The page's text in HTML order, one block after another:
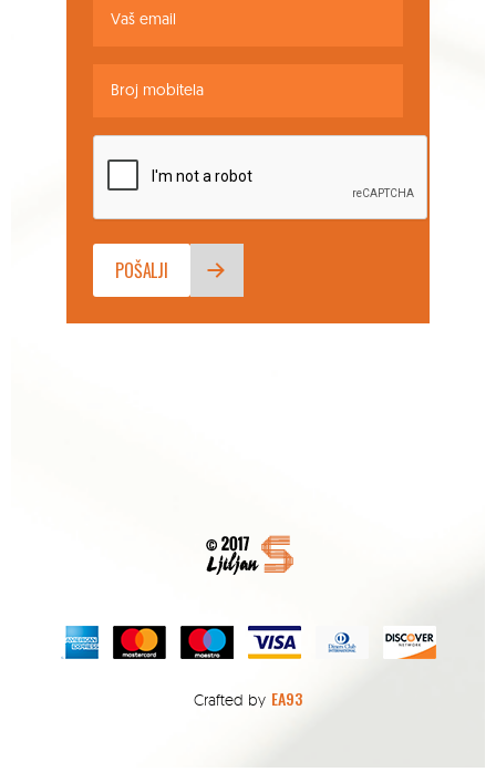
Crafted by EA93